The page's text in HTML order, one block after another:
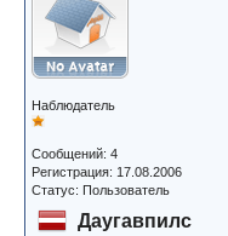
Наблюдатель
Сообщений: 4
Регистрация: 17.08.2006
Статус: Пользователь
Даугавпилс